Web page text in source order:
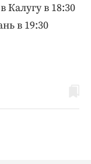
в 18:30
в 19:30